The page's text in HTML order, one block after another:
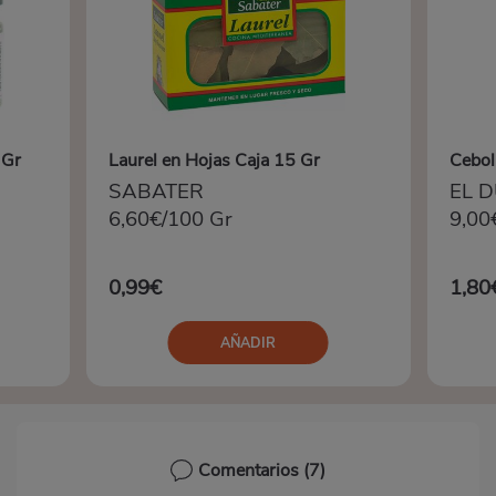
Laurel en Hojas Caja 15 Gr
SABATER
6,60€/100 Gr
0,99€
AÑADIR
EL
Comentarios (7)